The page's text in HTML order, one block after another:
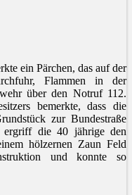
ein Pärchen, das auf der
Flammen in der
über den Notruf 112.
bemerkte, dass die
zur Bundestraße
ergriff die 40 jährige den
hölzernen Zaun Feld
und konnte so